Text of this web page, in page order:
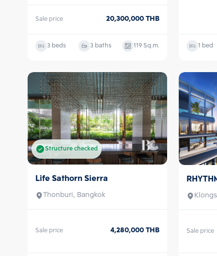
Sale price 20,300,000THB
3 beds 3 baths 119Sq.m. 1 bed
Structure checked
Sale
Life Sathorn Sierra
Thonburi, Bangkok
Sale price 4,280,000THB
Sale
Sale price